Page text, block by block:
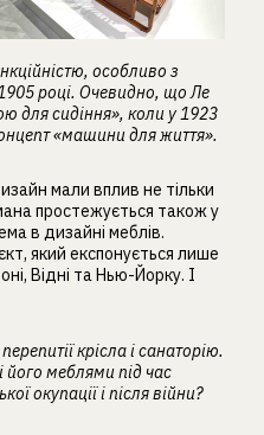
особливо з
році. Очевидно, що Ле
для сидіння», коли у 1923
«машини для життя».
мали вплив не тільки
простежується також у
в дизайні меблів.
який експонується лише
Відні та Нью-Йорку. І
крісла і санаторію.
його меблями під час
окупації і після війни?